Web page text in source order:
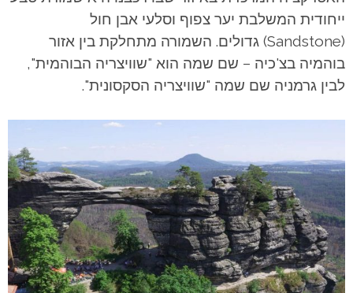
ייחודית המשלבת יער צפוף וסלעי אבן חול
(Sandstone) גדולים. השמורה מתחלקת בין אזור
בוהמיה בצ'כיה – שם שמה הוא "שוויצריה הבוהמית",
לבין גרמניה שם שמה "שוויצריה הסקסונית".